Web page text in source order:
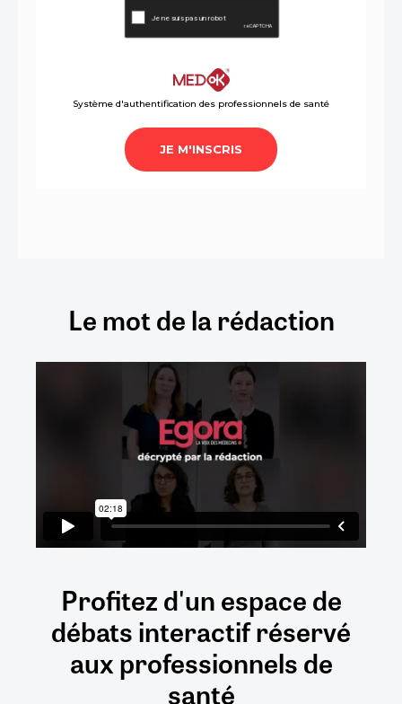
Le mot de la rédaction
Profitez d'un espace de
débatsinteractifréservé
auxprofessionnels de
santé